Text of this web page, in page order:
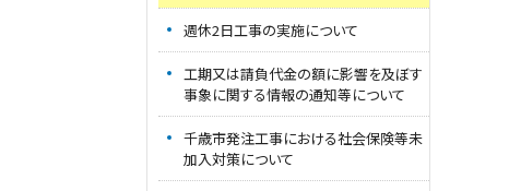
週休2日工事の実施について
工期又は請負代金の額に影響を及ぼす
事象に関する情報の通知等について
千歳市発注工事における社会保険等未
加入対策について